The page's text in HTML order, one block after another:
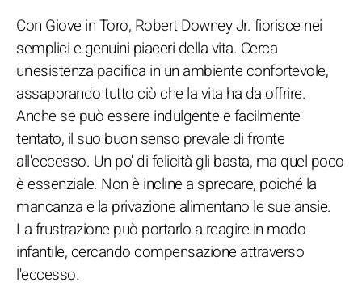
Con Giove in Toro, Robert Downey Jr. fiorisce nei
semplici e genuini piaceri della vita. Cerca
un'esistenza pacifica in un ambiente confortevole,
assaporando tutto ciò che la vita ha da offrire.
Anche se può essere indulgente e facilmente
tentato, il suo buon senso prevale di fronte
all'eccesso. Un po' di felicità gli basta, ma quel poco
è essenziale. Non è incline a sprecare, poiché la
mancanza e la privazione alimentano le sue ansie.
La frustrazione può portarlo a reagire in modo
infantile, cercando compensazione attraverso
l'eccesso.